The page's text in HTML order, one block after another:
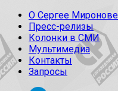
О Сергее Миронове
Пресс-релизы
Колонки в СМИ
Мультимедиа
Контакты
Запросы